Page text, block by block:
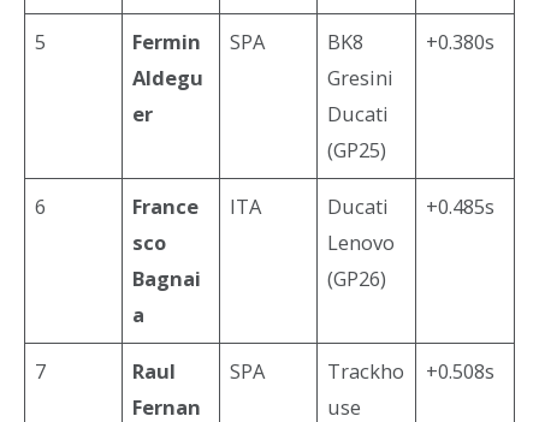
5
Fermin
Aldegu
er
SPA
BK8
Gresini
Ducati
(GP25)
+0.380s
6
France
sco
Bagnai
a
ITA
Ducati
Lenovo
(GP26)
+0.485s
7
Raul
Fernan
SPA
Trackho
use
+0.508s